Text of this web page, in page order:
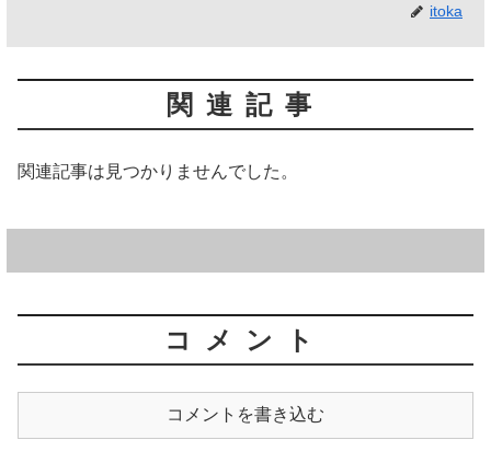
itoka
関連記事
関連記事は見つかりませんでした。
コメント
コメントを書き込む